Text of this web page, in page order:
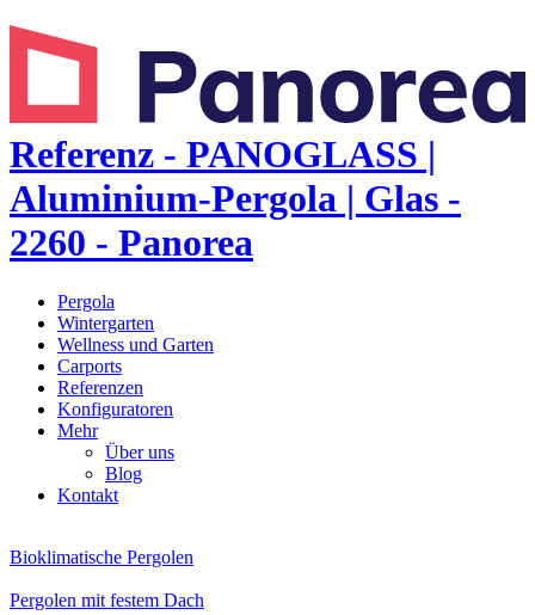
Referenz - PANOGLASS |
Aluminium-Pergola | Glas -
2260 - Panorea
Pergola
Wintergarten
Wellness und Garten
Carports
Referenzen
Konfiguratoren
Mehr
Über uns
Blog
Kontakt
Bioklimatische Pergolen
Pergolen mit festem Dach